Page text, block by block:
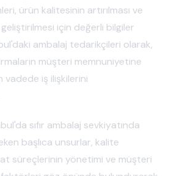
ürün kalitesinin artırılması ve
için değerli bilgiler
ambalaj tedarikçileri olarak,
müşteri memnuniyetine
vadede iş ilişkilerini
sıfır ambalaj sevkiyatında
başlıca unsurlar, kalite
süreçlerinin yönetimi ve müşteri